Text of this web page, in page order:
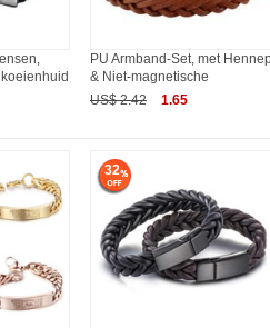
PU Armband-Set, met
& Niet-magnetische
US$ 2.42
1.65
32